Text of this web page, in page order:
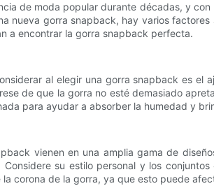
de moda popular durante décadas, y
nueva gorra snapback, hay varios
a encontrar la gorra snapback perfecta.
al elegir una gorra snapback es
de que la gorra no esté demasiado
para ayudar a absorber la humedad y
vienen en una amplia gama de
su estilo personal y los
corona de la gorra, ya que esto puede